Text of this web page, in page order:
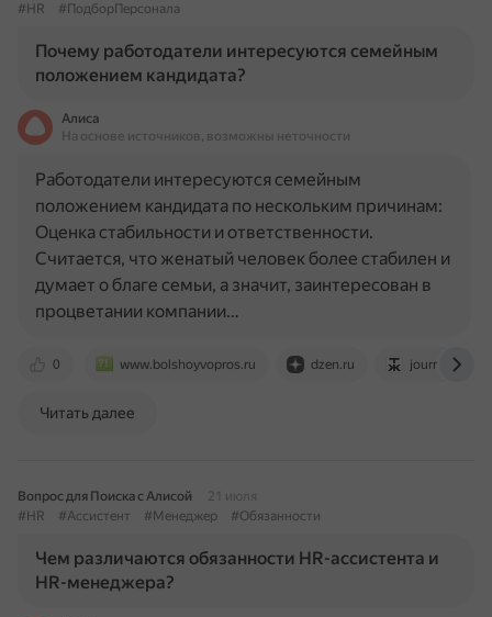
#HR
#ПодборПерсонала
Почему работодатели интересуются семейным
положением кандидата?
Алиса
На основе источников, возможны неточности
0 www.bolshoyvopros.ru dzen.ru
Работодатели интересуются семейным
положением кандидата по нескольким причинам:
Оценка стабильности и ответственности.
Считается, что женатый человек более стабилен и
думает о благе семьи, а значит, заинтересован в
процветании компании…
Читать далее
Вопрос для Поиска с Алисой
21 июля
#HR
#Ассистент #Менеджер #Обязанности
Чем различаются обязанности HR-ассистента и
HR-менеджера?